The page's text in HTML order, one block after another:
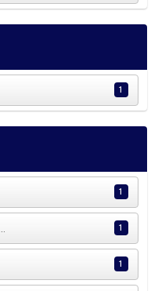
1
1
1
1